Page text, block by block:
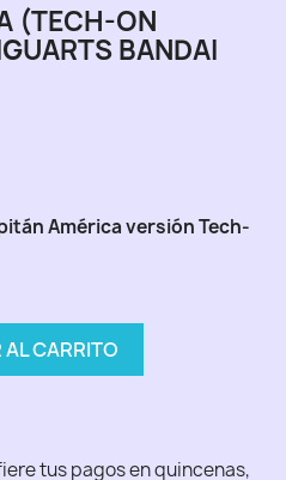
(TECH-ON
BANDAI
América versión Tech-
CARRITO